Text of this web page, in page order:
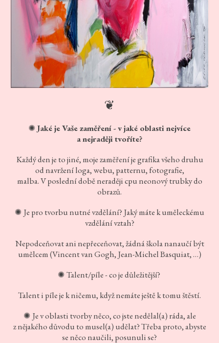
❦
✺ Jaké je Vaše zaměření - v jaké oblasti nejvíce
a nejraději tvoříte?
Každý den je to jiné, moje zaměření je grafika všeho druhu
od navržení loga, webu, patternu, fotografie,
malba. V poslední době neraději cpu neonový trubky do
obrazů.
✺ Je pro tvorbu nutné vzdělání? Jaký máte k uměleckému
vzdělání vztah?
Nepodceňovat ani nepřeceňovat, žádná škola nanaučí být
umělcem (Vincent van Gogh, Jean-Michel Basquiat, …)
✺ Talent/píle - co je důležitější?
Talent i píle je k ničemu, když nemáte ještě k tomu štěstí.
✺ Je v oblasti tvorby něco, co jste nedělal(a) ráda, ale
z nějakého důvodu to musel(a) udělat? Třeba proto, abyste
se něco naučili, posunuli se?